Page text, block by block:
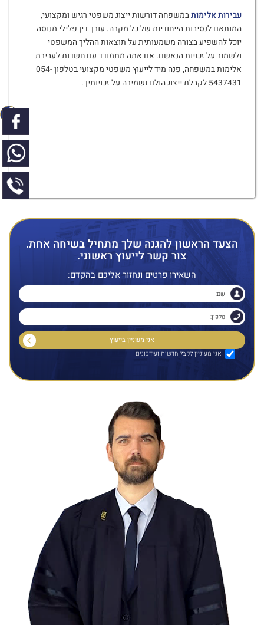
עבירות אלימותבמשפחה דורשות ייצוג משפטי רגיש ומקצועי,
המותאם לנסיבות הייחודיות של כל מקרה. עורך דין פלילי מנוסה
יוכל להשפיע בצורה משמעותית על תוצאות ההליך המשפטי
ולשמור על זכויות הנאשם. אם אתה מתמודד עם חשדות לעבירת
אלימות במשפחה, פנה מיד לייעוץ משפטי מקצועי בטלפון 054-
5437431 לקבלת ייצוג הולם ושמירה על זכויותיך.
הצעד הראשון להגנה שלך מתחיל בשיחה אחת.
צור קשר לייעוץ ראשוני.
השאירו פרטים ונחזור אליכם בהקדם:
אני מעוניין לקבל חדשות ועידכונים